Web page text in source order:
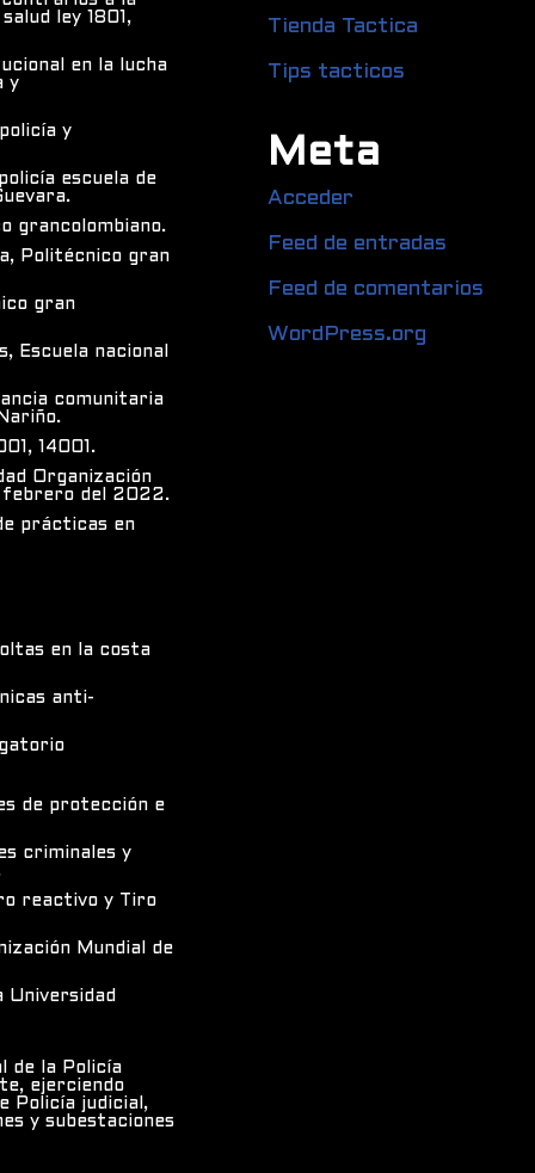
ley 1801,
en la lucha
y
y
escuela de
grancolombiano.
Politécnico gran
gran
Escuela nacional
comunitaria
14001.
Organización
febrero del 2022.
prácticas en
en la costa
anti-
de protección e
criminales y
reactivo y Tiro
Mundial de
Universidad
de la Policía
ejerciendo
Policía judicial,
y subestaciones
Tienda Tactica
Tips tacticos
Meta
Acceder
Feed de entradas
Feed de comentarios
WordPress.org